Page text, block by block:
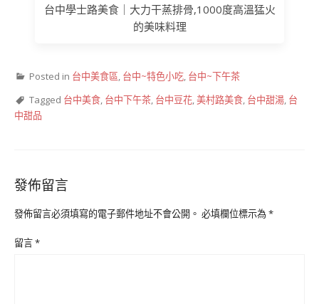
台中學士路美食｜大力干蒸排骨,1000度高溫猛火
的美味料理
Posted in 台中美食區, 台中~特色小吃, 台中~下午茶
Tagged 台中美食, 台中下午茶, 台中豆花,美村路美食, 台中甜湯, 台
中甜品
發佈留言
發佈留言必須填寫的電子郵件地址不會公開。 必填欄位標示為*
留言*